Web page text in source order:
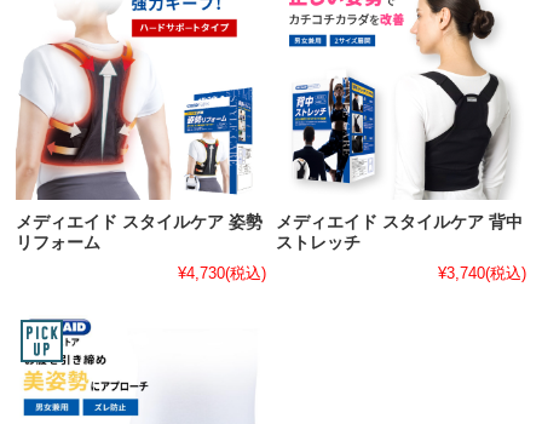
メディエイド スタイルケア 姿勢
リフォーム
¥4,730(税込)
メディエイド スタイルケア 背中
ストレッチ
¥3,740(税込)